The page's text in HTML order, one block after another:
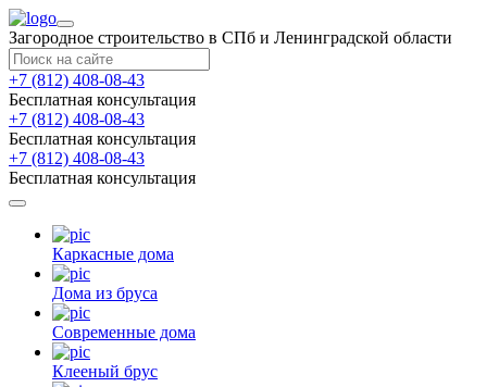
Загородное строительство в СПб и Ленинградской области
+7 (812) 408-08-43
Бесплатная консультация
+7 (812) 408-08-43
Бесплатная консультация
+7 (812) 408-08-43
Бесплатная консультация
Каркасные дома
Дома из бруса
Современные дома
Клееный брус